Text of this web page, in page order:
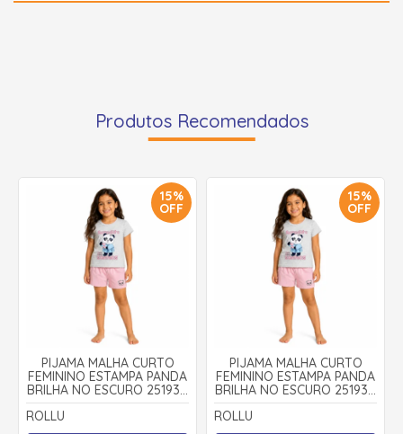
Produtos Recomendados
15%
OFF
PIJAMA MALHA CURTO
FEMININO ESTAMPA PANDA
BRILHA NO ESCURO 25193 -
ROLLU
ROLLU
15%
OFF
PIJAMA MALHA CURTO
FEMININO ESTAMPA PANDA
BRILHA NO ESCURO 25193 -
ROLLU
ROLLU